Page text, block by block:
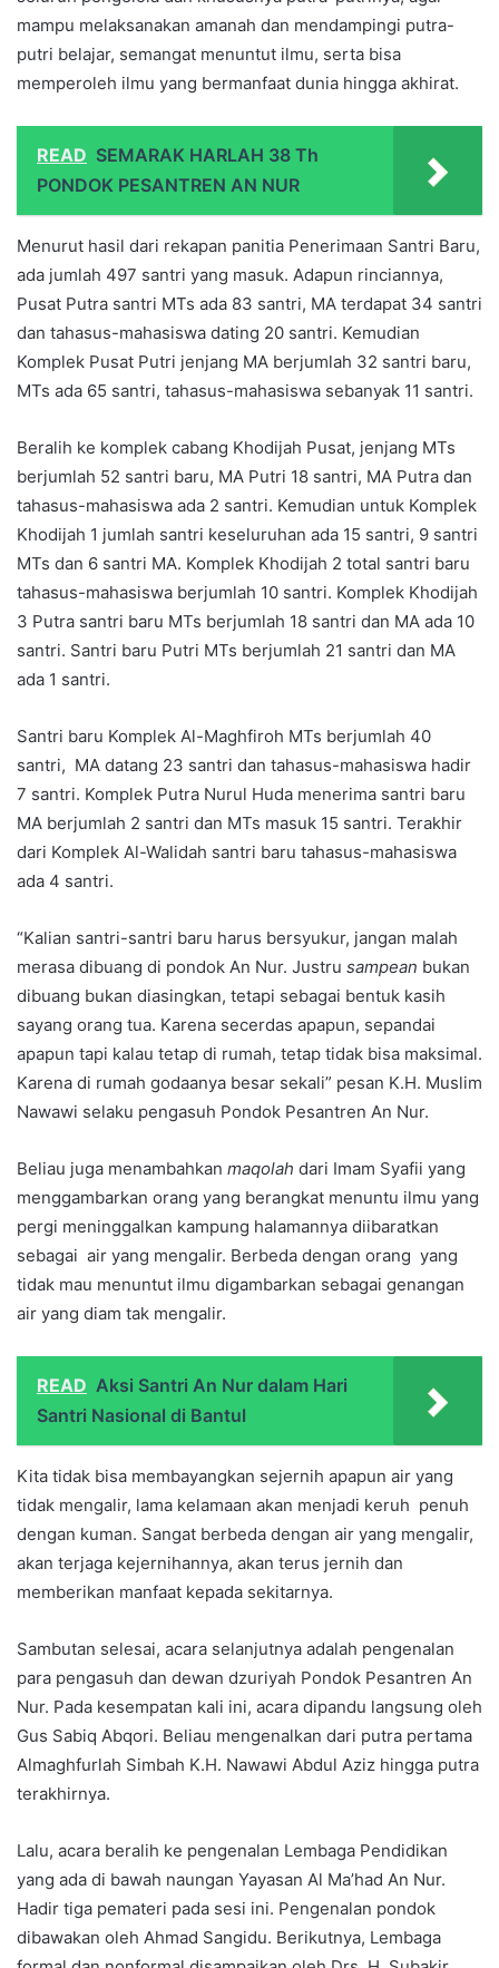
mampu melaksanakan amanah dan mendampingi putra-
putri belajar, semangat menuntut ilmu, serta bisa
memperoleh ilmu yang bermanfaat dunia hingga akhirat.
READ SEMARAK HARLAH 38 Th
PONDOK PESANTREN AN NUR
Menurut hasil dari rekapan panitia Penerimaan Santri Baru,
ada jumlah 497 santri yang masuk. Adapun rinciannya,
Pusat Putra santri MTs ada 83 santri, MA terdapat 34 santri
dan tahasus-mahasiswa dating 20 santri. Kemudian
Komplek Pusat Putri jenjang MA berjumlah 32 santri baru,
MTs ada 65 santri, tahasus-mahasiswa sebanyak 11 santri.
Beralih ke komplek cabang Khodijah Pusat, jenjang MTs
berjumlah 52 santri baru, MA Putri 18 santri, MA Putra dan
tahasus-mahasiswa ada 2 santri. Kemudian untuk Komplek
Khodijah 1 jumlah santri keseluruhan ada 15 santri, 9 santri
MTs dan 6 santri MA. Komplek Khodijah 2 total santri baru
tahasus-mahasiswa berjumlah 10 santri. Komplek Khodijah
3 Putra santri baru MTs berjumlah 18 santri dan MA ada 10
santri. Santri baru Putri MTs berjumlah 21 santri dan MA
ada 1 santri.
Santri baru Komplek Al-Maghfiroh MTs berjumlah 40
santri, MA datang 23 santri dan tahasus-mahasiswa hadir
7 santri. Komplek Putra Nurul Huda menerima santri baru
MA berjumlah 2 santri dan MTs masuk 15 santri. Terakhir
dari Komplek Al-Walidah santri baru tahasus-mahasiswa
ada 4 santri.
“Kalian santri-santri baru harus bersyukur, jangan malah
merasa dibuang di pondok An Nur. Justru sampean bukan
dibuang bukan diasingkan, tetapi sebagai bentuk kasih
sayang orang tua. Karena secerdas apapun, sepandai
apapun tapi kalau tetap di rumah, tetap tidak bisa maksimal.
Karena di rumah godaanya besar sekali” pesan K.H. Muslim
Nawawi selaku pengasuh Pondok Pesantren An Nur.
Beliau juga menambahkan maqolah dari Imam Syafii yang
menggambarkan orang yang berangkat menuntu ilmu yang
pergi meninggalkan kampung halamannya diibaratkan
sebagai air yang mengalir. Berbeda dengan orang yang
tidak mau menuntut ilmu digambarkan sebagai genangan
air yang diam tak mengalir.
READ Aksi Santri An Nur dalam Hari
Santri Nasional di Bantul
Kita tidak bisa membayangkan sejernih apapun air yang
tidak mengalir, lama kelamaan akan menjadi keruh penuh
dengan kuman. Sangat berbeda dengan air yang mengalir,
akan terjaga kejernihannya, akan terus jernih dan
memberikan manfaat kepada sekitarnya.
Sambutan selesai, acara selanjutnya adalah pengenalan
para pengasuh dan dewan dzuriyah Pondok Pesantren An
Nur. Pada kesempatan kali ini, acara dipandu langsung oleh
Gus Sabiq Abqori. Beliau mengenalkan dari putra pertama
Almaghfurlah Simbah K.H. Nawawi Abdul Aziz hingga putra
terakhirnya.
Lalu, acara beralih ke pengenalan Lembaga Pendidikan
yang ada di bawah naungan Yayasan Al Ma’had An Nur.
Hadir tiga pemateri pada sesi ini. Pengenalan pondok
dibawakan oleh Ahmad Sangidu. Berikutnya, Lembaga